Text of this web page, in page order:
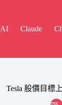
AI
Claude
Tesla 股價目標